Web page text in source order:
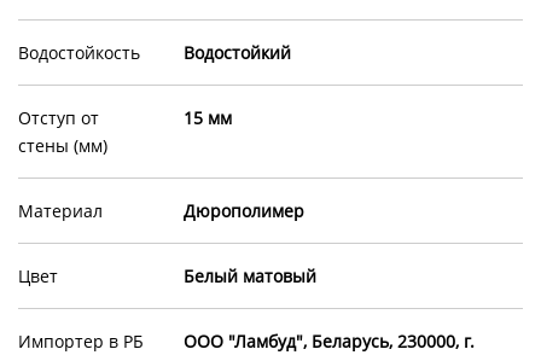
Водостойкость Водостойкий
Отступ от
стены (мм)
15 мм
Материал Дюрополимер
Цвет Белый матовый
Импортер в РБ
ООО "Ламбуд", Беларусь, 230000, г.